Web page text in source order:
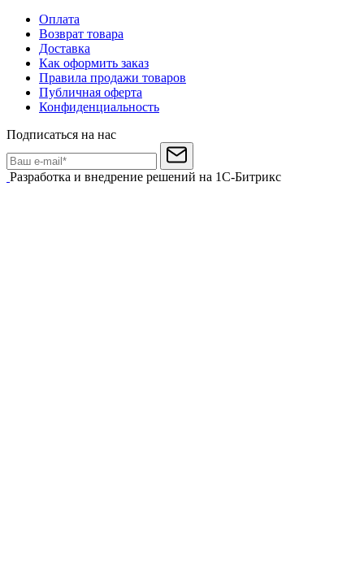
Оплата
Возврат товара
Доставка
Как оформить заказ
Правила продажи товаров
Публичная оферта
Конфиденциальность
Подписаться на нас
Разработка и внедрение решений на 1С-Битрикс